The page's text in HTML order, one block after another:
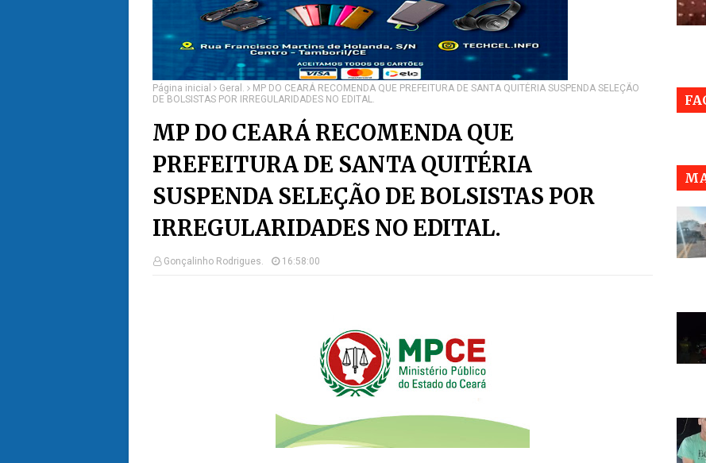
Página inicial Geral.
MP DO CEARÁ RECOMENDA QUE PREFEITURA DE SANTA QUITÉRIA SUSPENDA SELEÇÃO
DE BOLSISTAS POR IRREGULARIDADES NO EDITAL.
MP DO CEARÁ RECOMENDA QUE
PREFEITURA DE SANTA QUITÉRIA
SUSPENDA SELEÇÃO DE BOLSISTAS POR
IRREGULARIDADES NO EDITAL.
Gonçalinho Rodrigues. 16:58:00